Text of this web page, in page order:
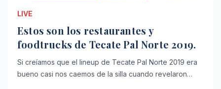
LIVE
Estos son los restaurantes y
foodtrucks de Tecate Pal Norte 2019.
Si creíamos que el lineup de Tecate Pal Norte 2019 era
bueno casi nos caemos de la silla cuando revelaron…